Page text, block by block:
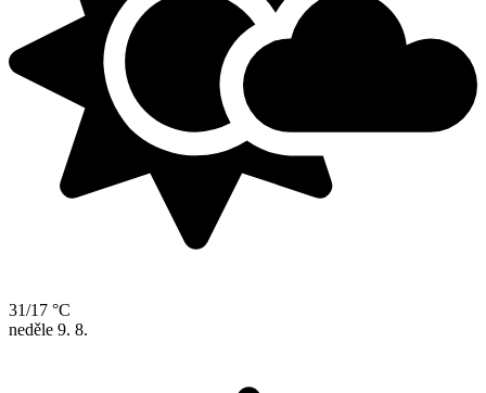
31/17 °C
neděle 9. 8.